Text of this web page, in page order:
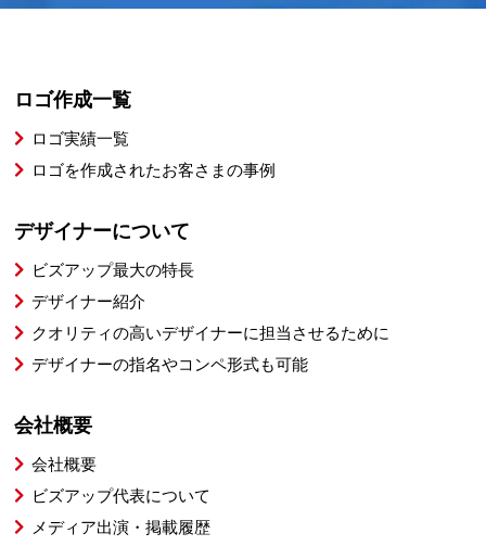
ロゴ作成一覧
ロゴ実績一覧
ロゴを作成されたお客さまの事例
デザイナーについて
ビズアップ最大の特長
デザイナー紹介
クオリティの高いデザイナーに担当させるために
デザイナーの指名やコンペ形式も可能
会社概要
会社概要
ビズアップ代表について
メディア出演・掲載履歴